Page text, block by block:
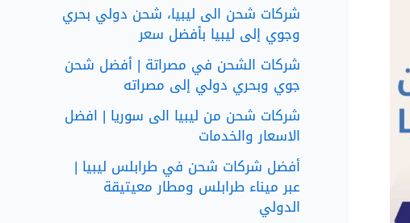
شركات شحن الى ليبيا، شحن دولي بحري
وجوي إلى ليبيا بأفضل سعر
شركات الشحن في مصراتة | أفضل شحن
جوي وبحري دولي إلى مصراته
شركات شحن من ليبيا الى سوريا | افضل
الاسعار والخدمات
أفضل شركات شحن في طرابلس ليبيا |
عبر ميناء طرابلس ومطار معيتيقة
الدولي